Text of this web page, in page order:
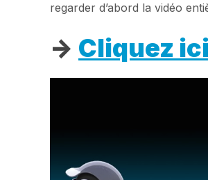
regarder d’abord la vidéo
-> Cliquez